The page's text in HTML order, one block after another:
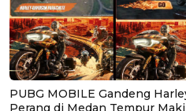
PUBG MOBILE Gandeng
Perang di Medan Tempur